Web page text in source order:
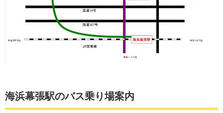
海浜幕張駅のバス乗り場案内